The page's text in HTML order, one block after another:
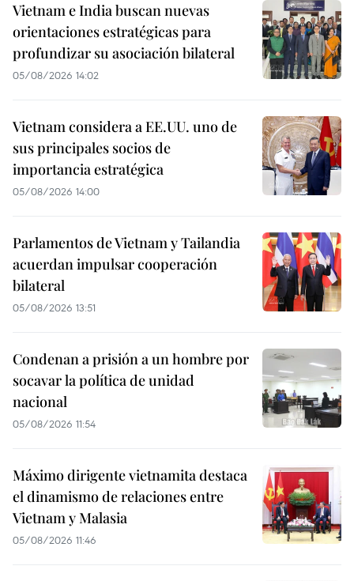
Vietnam e India buscan nuevas
orientaciones estratégicas para
profundizar su asociación bilateral
05/08/2026 14:02
Vietnam considera a EE.UU. uno de
sus principales socios de
importancia estratégica
05/08/2026 14:00
Parlamentos de Vietnam y Tailandia
acuerdan impulsar cooperación
bilateral
05/08/2026 13:51
Condenan a prisión a un hombre por
socavar la política de unidad
nacional
05/08/2026 11:54
Máximo dirigente vietnamita destaca
el dinamismo de relaciones entre
Vietnam y Malasia
05/08/2026 11:46